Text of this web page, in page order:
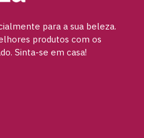
para a sua beleza.
produtos com os
Sinta-se em casa!